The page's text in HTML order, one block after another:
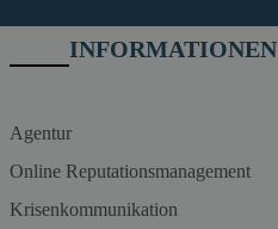
INFORMATIONEN
Agentur
Online Reputationsmanagement
Krisenkommunikation